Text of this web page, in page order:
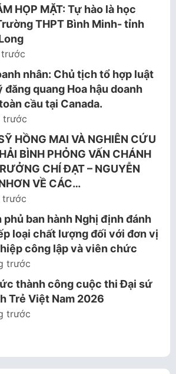
HỌP MẶT: Tự hào là học
THPT Bình Minh- tỉnh
nhân: Chủ tịch tổ hợp luật
đăng quang Hoa hậu doanh
cầu tại Canada.
trước
HỒNG MAI VÀ NGHIÊN CỨU
BÌNH PHỎNG VẤN CHÁNH
CHÍ ĐẠT – NGUYỄN
VỀ CÁC…
trước
phủ ban hành Nghị định đánh
loại chất lượng đối với đơn vị
công lập và viên chức
trước
thành công cuộc thi Đại sứ
Trẻ Việt Nam 2026
trước